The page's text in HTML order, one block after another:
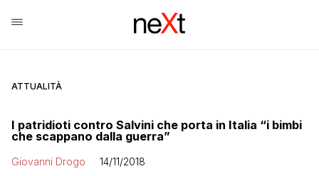
ATTUALITÀ
I patridioti contro Salvini che porta in Italia “i bimbi
che scappano dalla guerra”
Giovanni Drogo 14/11/2018